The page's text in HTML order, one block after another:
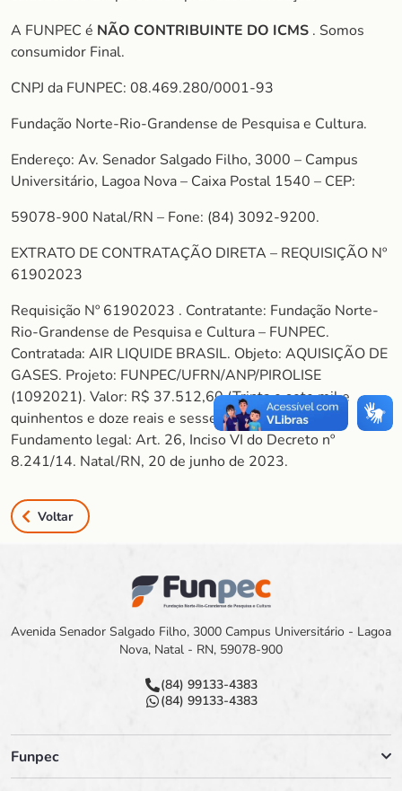
A FUNPEC é NÃO CONTRIBUINTE DO ICMS . Somos
consumidor Final.
CNPJ da FUNPEC: 08.469.280/0001-93
Fundação Norte-Rio-Grandense de Pesquisa e Cultura.
Endereço: Av. Senador Salgado Filho, 3000 – Campus
Universitário, Lagoa Nova – Caixa Postal 1540 – CEP:
59078-900 Natal/RN – Fone: (84) 3092-9200.
EXTRATO DE CONTRATAÇÃO DIRETA – REQUISIÇÃO Nº
61902023
Requisição Nº 61902023 . Contratante: Fundação Norte-
Rio-Grandense de Pesquisa e Cultura – FUNPEC.
Contratada: AIR LIQUIDE BRASIL. Objeto: AQUISIÇÃO DE
GASES. Projeto: FUNPEC/UFRN/ANP/PIROLISE
(1092021). Valor: R$ 37.512,60 (Trinta e sete mil e
quinhentos e doze reais e sessenta centavos).
Fundamento legal: Art. 26, Inciso VI do Decreto nº
8.241/14. Natal/RN, 20 de junho de 2023.
Voltar
Avenida Senador Salgado Filho, 3000 Campus Universitário - Lagoa
Nova, Natal - RN, 59078-900
(84) 99133-4383
(84) 99133-4383
Funpec